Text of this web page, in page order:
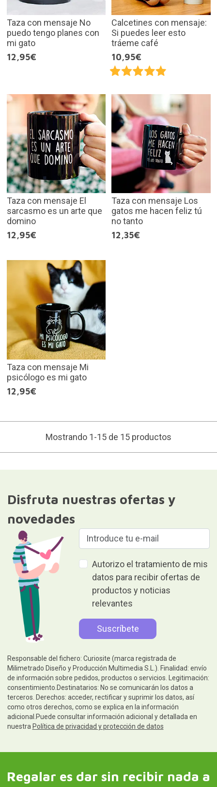
Taza con mensaje No
puedo tengo planes con
mi gato
12,95€
Calcetines con mensaje:
Si puedes leer esto
tráeme café
10,95€
Taza con mensaje El
sarcasmo es un arte que
domino
12,95€
Taza con mensaje Los
gatos me hacen feliz tú
no tanto
12,35€
Taza con mensaje Mi
psicólogo es mi gato
12,95€
Mostrando 1-15 de 15 productos
Disfruta nuestras ofertas y
novedades
Autorizo el tratamiento de mis
datos para recibir ofertas de
productos y noticias
relevantes
Responsable del fichero: Curiosite (marca registrada de
Milimetrado Diseño y Producción Multimedia S.L.). Finalidad: envío
de información sobre pedidos, productos o servicios. Legitimación:
consentimiento.Destinatarios: No se comunicarán los datos a
terceros. Derechos: acceder, rectificar y suprimir los datos, así
como otros derechos, como se explica en la información
adicional.Puede consultar información adicional y detallada en
nuestra Política de privacidad y protección de datos
Regalar es dar sin recibir nada a